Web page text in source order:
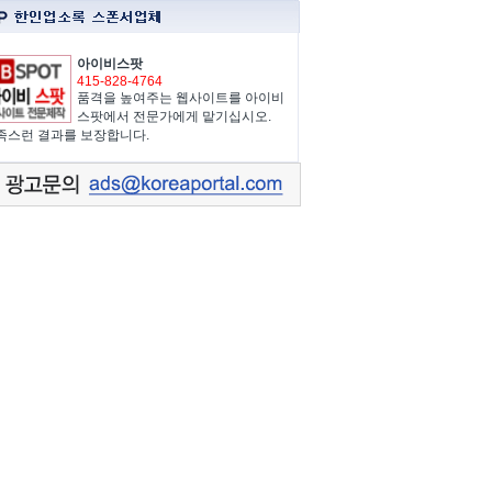
아이비스팟
415-828-4764
품격을 높여주는 웹사이트를 아이비
스팟에서 전문가에게 맡기십시오.
스런 결과를 보장합니다.